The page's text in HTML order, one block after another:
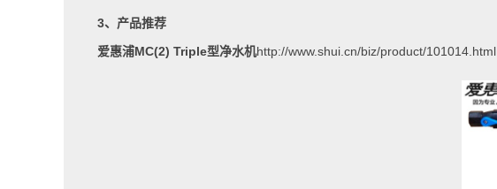
3、产品推荐
爱惠浦MC(2) Triple型净水机http://www.shui.cn/biz/product/101014.html